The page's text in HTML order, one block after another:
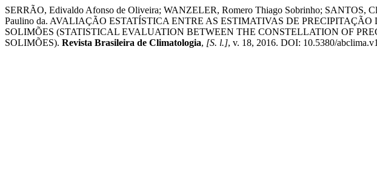
SERRÃO, Edivaldo Afonso de Oliveira; WANZELER, Romero Thiago Sobrinho; SANTOS,
Paulino da. AVALIAÇÃO ESTATÍSTICA ENTRE AS ESTIMATIVAS DE
SOLIMÕES (STATISTICAL EVALUATION BETWEEN THE CONSTELLATION OF
SOLIMÕES). Revista Brasileira de Climatologia, [S. l.], v. 18, 2016. DOI: 10.5380/